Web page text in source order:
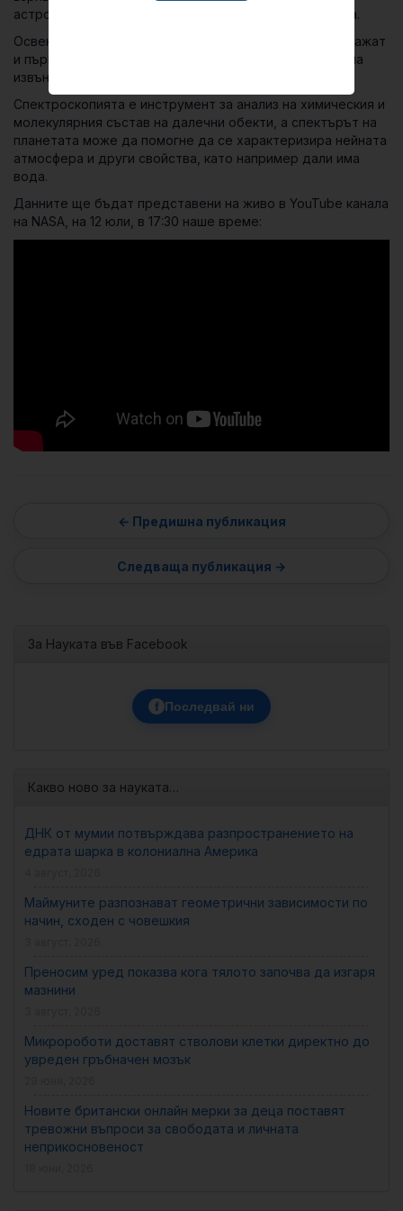
астрономите вярват, че лесно ще подобрят рекорда.
Освен дълбоката снимка на космоса, от NASA ще покажат
и първата спектроскопия, направена от телескопа, на
извънслънчева планета.
Спектроскопията е инструмент за анализ на химическия и
молекулярния състав на далечни обекти, а спектърът на
планетата може да помогне да се характеризира нейната
атмосфера и други свойства, като например дали има
вода.
Данните ще бъдат представени на живо в YouTube канала
на NASA, на 12 юли, в 17:30 наше време:
За Науката във Facebook
f Последвай ни
Какво ново за науката…
ДНК от мумии потвърждава разпространението на
едрата шарка в колониална Америка
Маймуните разпознават геометрични зависимости по
начин, сходен с човешкия
Преносим уред показва кога тялото започва да изгаря
мазнини
Микророботи доставят стволови клетки директно до
увреден гръбначен мозък
Новите британски онлайн мерки за деца поставят
тревожни въпроси за свободата и личната
неприкосновеност